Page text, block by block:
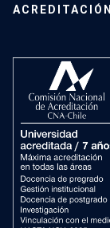
ACREDITACIÓN